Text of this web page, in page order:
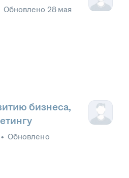
Обновлено 28 мая
бизнеса,
• Обновлено